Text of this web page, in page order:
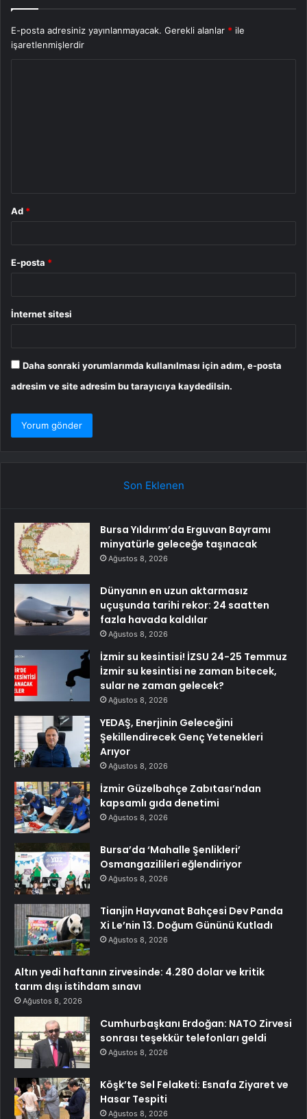
E-posta adresiniz yayınlanmayacak. Gerekli alanlar * ile
işaretlenmişlerdir
Ad *
E-posta *
İnternet sitesi
Daha sonraki yorumlarımda kullanılması için adım, e-posta
adresim ve site adresim bu tarayıcıya kaydedilsin.
Son Eklenen
Bursa Yıldırım’da Erguvan Bayramı
minyatürle geleceğe taşınacak
Ağustos 8, 2026
Dünyanın en uzun aktarmasız
uçuşunda tarihi rekor: 24 saatten
fazla havada kaldılar
Ağustos 8, 2026
İzmir su kesintisi! İZSU 24-25 Temmuz
İzmir su kesintisi ne zaman bitecek,
sular ne zaman gelecek?
Ağustos 8, 2026
YEDAŞ, Enerjinin Geleceğini
Şekillendirecek Genç Yetenekleri
Arıyor
Ağustos 8, 2026
İzmir Güzelbahçe Zabıtası’ndan
kapsamlı gıda denetimi
Ağustos 8, 2026
Bursa’da ‘Mahalle Şenlikleri’
Osmangazilileri eğlendiriyor
Ağustos 8, 2026
Tianjin Hayvanat Bahçesi Dev Panda
Xi Le’nin 13. Doğum Gününü Kutladı
Ağustos 8, 2026
Altın yedi haftanın zirvesinde: 4.280 dolar ve kritik
tarım dışı istihdam sınavı
Ağustos 8, 2026
Cumhurbaşkanı Erdoğan: NATO Zirvesi
sonrası teşekkür telefonları geldi
Ağustos 8, 2026
Köşk’te Sel Felaketi: Esnafa Ziyaret ve
Hasar Tespiti
Ağustos 8, 2026